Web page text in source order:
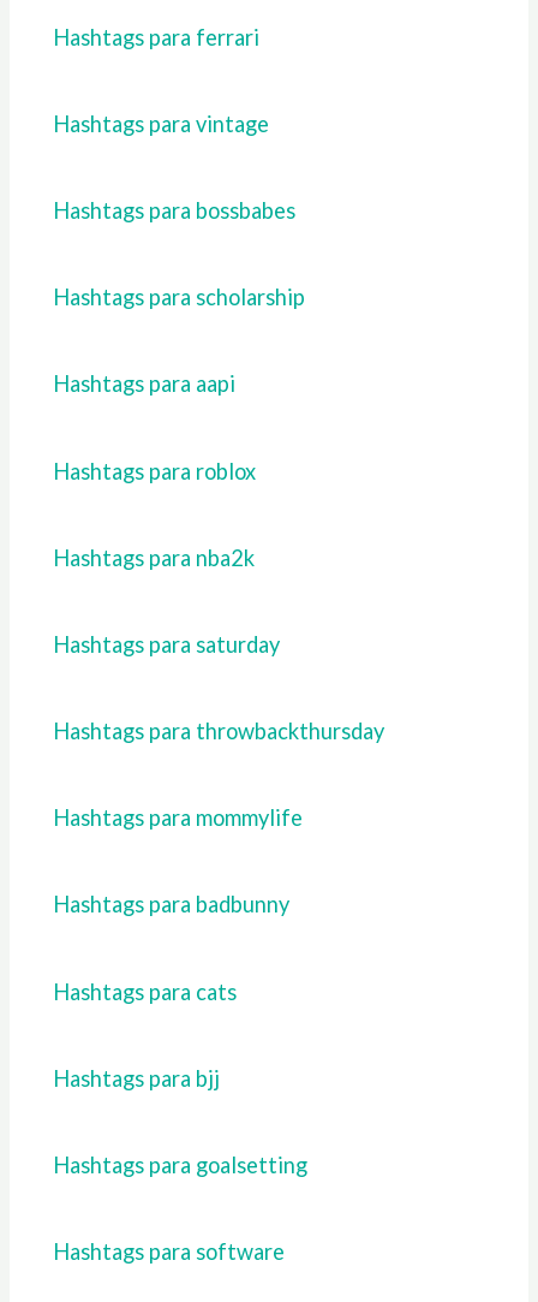
Hashtags para ferrari
Hashtags para vintage
Hashtags para bossbabes
Hashtags para scholarship
Hashtags para aapi
Hashtags para roblox
Hashtags para nba2k
Hashtags para saturday
Hashtags para throwbackthursday
Hashtags para mommylife
Hashtags para badbunny
Hashtags para cats
Hashtags para bjj
Hashtags para goalsetting
Hashtags para software